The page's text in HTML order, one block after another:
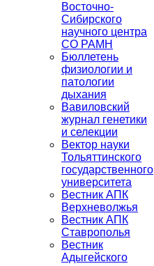
Восточно-
Сибирского
научного центра
СО РАМН
Бюллетень
физиологии и
патологии
дыхания
Вавиловский
журнал генетики
и селекции
Вектор науки
Тольяттинского
государственного
университета
Вестник АПК
Верхневолжья
Вестник АПК
Ставрополья
Вестник
Адыгейского